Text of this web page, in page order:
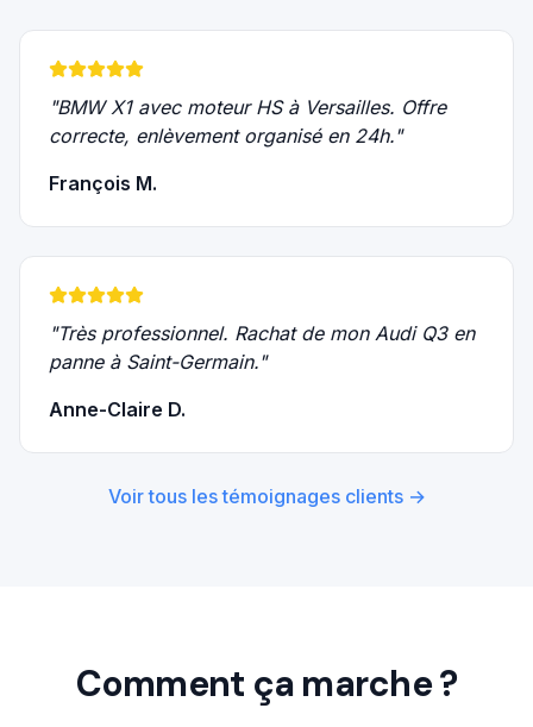
"BMW X1 avec moteur HS à Versailles. Offre
correcte, enlèvement organisé en 24h."
François M.
"Très professionnel. Rachat de mon Audi Q3 en
panne à Saint-Germain."
Anne-Claire D.
Voir tous les témoignages clients →
Comment ça marche ?